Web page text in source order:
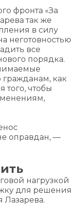
фронта «За
так же
в силу
неготовностью
все
порядка.
гражданам, как
того, чтобы
оправдан, —
нагрузкой
для решения
Лазарева.